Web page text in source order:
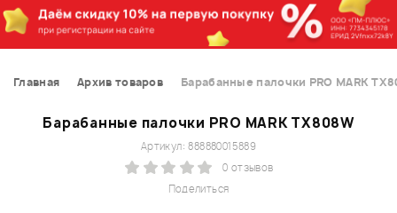
Главная Архив товаров Барабанные палочки PRO MARK
Барабанные палочки PRO MARK TX808W
Поделиться
Артикул: 888880015889
0 отзывов